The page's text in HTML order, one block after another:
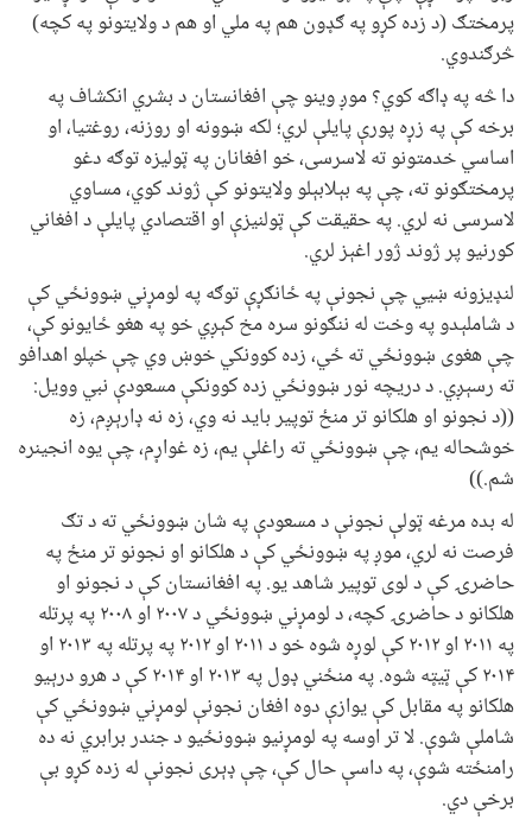
پرمختګ (د زده کړو په ګډون هم په ملي او هم د ولايتونو په کچه)
څرګندوي.
دا څه په ډاګه کوي؟ موږ وینو چې افغانستان د بشري انکشاف په
برخه کې په زړه پورې پایلې لري؛ لکه ښوونه او روزنه، روغتيا، او
اساسي خدمتونو ته لاسرسی، خو افغانان په ټولیزه توګه دغو
پرمختګونو ته، چې په بېلابېلو ولايتونو کې ژوند کوي، مساوي
لاسرسی نه لري. په حقیقت کې ټولنيزې او اقتصادي پایلې د افغاني
کورنیو پر ژوند ژور اغېز لري.
لنډیزونه ښيي چې نجونې په ځانګړې توګه په لومړني ښوونځي کې
د شاملېدو په وخت له ننګونو سره مخ کېږي خو په هغو ځایونو کې،
چې هغوی ښوونځي ته ځي، زده کوونکي خوښ وي چې خپلو اهدافو
ته رسېږي. د دریچه نور ښوونځي زده کوونکې مسعودې نبي وویل:
((د نجونو او هلکانو تر منځ توپير باید نه وي، زه نه ډارېږم، زه
خوشحاله یم، چې ښوونځي ته راغلې يم، زه غواړم، چې یوه انجینره
شم.))
له بده مرغه ټولې نجونې د مسعودې په شان ښوونځي ته د تګ
فرصت نه لري، موږ په ښوونځي کې د هلکانو او نجونو تر منځ په
حاضرۍ کې د لوی توپیر شاهد یو. په افغانستان کې د نجونو او
هلکانو د حاضرۍ کچه، د لومړني ښوونځي د ۲۰۰۷ او ۲۰۰۸ په پرتله
په ۲۰۱۱ او ۲۰۱۲ کې لوړه شوه خو د ۲۰۱۱ او ۲۰۱۲ په پرتله په ۲۰۱۳ او
۲۰۱۴ کې ټیټه شوه. په منځني ډول په ۲۰۱۳ او ۲۰۱۴ کې د هرو درېیو
هلکانو په مقابل کې یوازې دوه افغان نجونې لومړني ښوونځي کې
شاملې شوې. لا تر اوسه په لومړنيو ښوونځيو د جندر برابري نه ده
رامنځته شوې، په داسې حال کې، چې ډېری نجونې له زده کړو بې
برخې دي.